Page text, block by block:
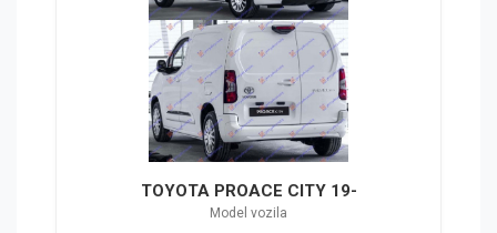
TOYOTA PROACE CITY 19-
Model vozila